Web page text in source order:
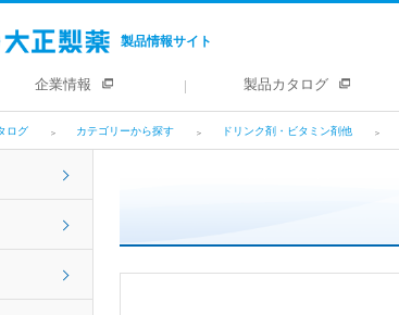
製品情報サイト
企業情報 製品カタログ
ログ カテゴリーから探す ドリンク剤・ビタミン剤他